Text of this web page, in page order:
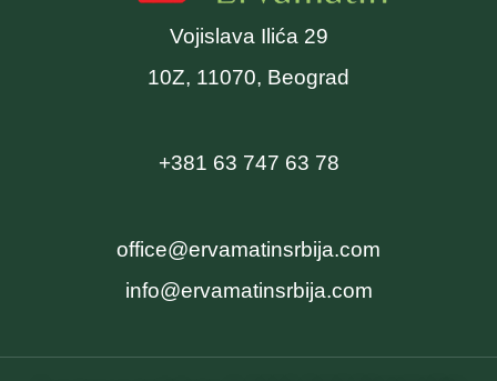
Vojislava Ilića 29
10Z, 11070, Beograd
+381 63 747 63 78
office@ervamatinsrbija.com
info@ervamatinsrbija.com